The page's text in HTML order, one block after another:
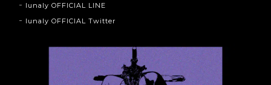
lunaly OFFICIAL LINE
lunaly OFFICIAL Twitter